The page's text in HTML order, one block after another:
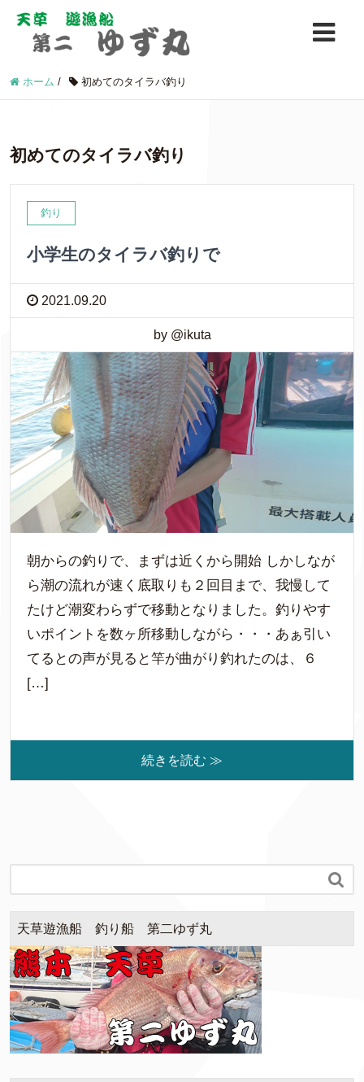
ホーム / 初めてのタイラバ釣り
初めてのタイラバ釣り
釣り
小学生のタイラバ釣りで
2021.09.20
by @ikuta
朝からの釣りで、まずは近くから開始 しかしなが
ら潮の流れが速く底取りも２回目まで、我慢して
たけど潮変わらずで移動となりました。釣りやす
いポイントを数ヶ所移動しながら・・・あぁ引い
てるとの声が見ると竿が曲がり釣れたのは、６
[…]
続きを読む ≫

天草遊漁船 釣り船 第二ゆず丸